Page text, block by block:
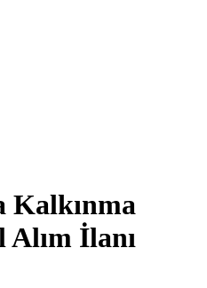
Kalkınma
Alım İlanı